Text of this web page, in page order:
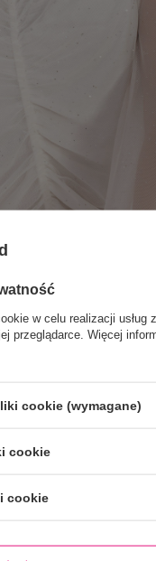
w celu realizacji usług
przeglądarce. Więcej
cookie (wymagane)
cookie
cookie